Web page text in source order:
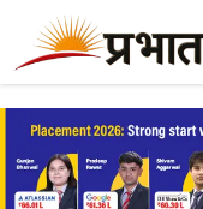
content